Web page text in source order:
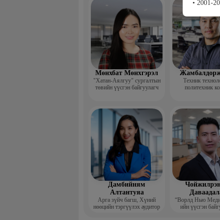
• 2001-
үндсэн
Мөнхбат Мөнхгэрэл
"Хатан-Аялгуу" сургалтын
төвийн үүсгэн байгуулагч
Техник
политехник
Дамбийням
Алтантуяа
Арга зүйч багш, Хүний
нөөцийн тэргүүлэх аудитор
“Ворлд Нью
ийн үүсгэн